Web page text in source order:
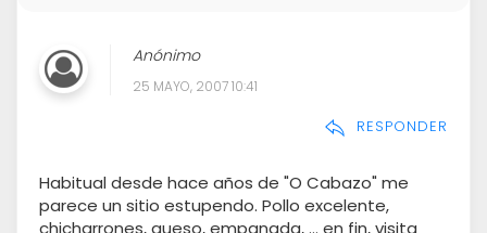
Anónimo
25 MAYO, 2007 10:41
RESPONDER
Habitual desde hace años de "O Cabazo" me
parece un sitio estupendo. Pollo excelente,
chicharrones, queso, empanada, ... en fin, visita